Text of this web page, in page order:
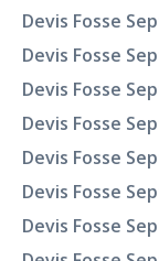
Devis Fosse
Devis Fosse
Devis Fosse
Devis Fosse
Devis Fosse
Devis Fosse
Devis Fosse